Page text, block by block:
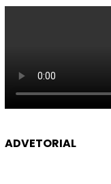
ADVETORIAL